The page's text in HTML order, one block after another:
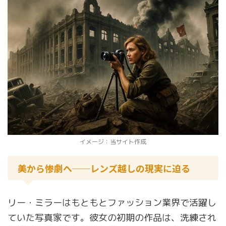
イメージ：当サイト作成
美から惨劇へ──レンズ越しの現実に迫る
リー・ミラーはもともとファッション業界で活躍し
ていた写真家です。彼女の初期の作品は、洗練され